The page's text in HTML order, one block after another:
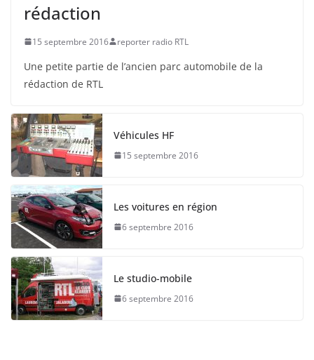
rédaction
15 septembre 2016 reporter radio RTL
Une petite partie de l’ancien parc automobile de la
rédaction de RTL
Véhicules HF
15 septembre 2016
Les voitures en région
6 septembre 2016
Le studio-mobile
6 septembre 2016